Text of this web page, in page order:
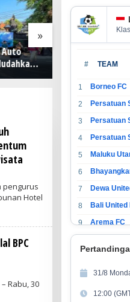
»
Auto
Inspire Artistry
pengurus
Hotel
BPC
– Rabu, 30
# TEAM
1 Borneo FC
2
3
4
5
6
7
Dewa
8
Bali United
9
Arema FC
0
1
2
31/8
12:00